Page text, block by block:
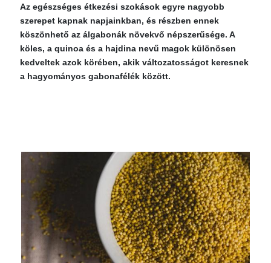
Az egészséges étkezési szokások egyre nagyobb
szerepet kapnak napjainkban, és részben ennek
köszönhető az álgabonák növekvő népszerűsége. A
köles, a quinoa és a hajdina nevű magok különösen
kedveltek azok körében, akik változatosságot keresnek
a hagyományos gabonafélék között.